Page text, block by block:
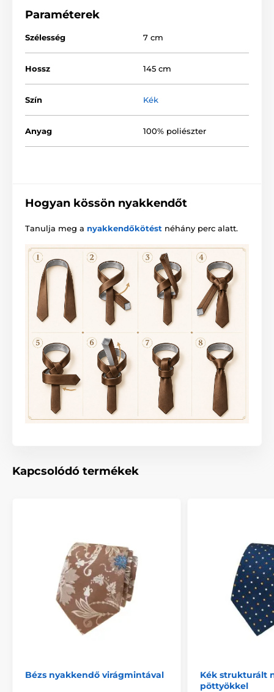
Paraméterek
Szélesség 7 cm
Hossz 145 cm
Szín Kék
Anyag 100% poliészter
Hogyan kössön nyakkendőt
Tanulja meg a nyakkendőkötést néhány perc alatt.
Kapcsolódó termékek
Bézs nyakkendő virágmintával
Kék strukturált
pöttyökkel